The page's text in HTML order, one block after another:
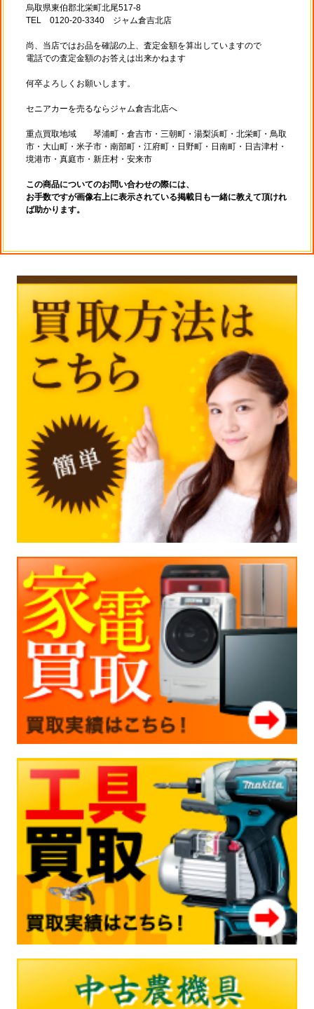
烏取県東伯郡北栄町北尾517-8
TEL 0120-20-3340 ジャム倉吉北店
尚、当店ではお品を確認の上、査定金額を算出していますので
電話での査定金額のお答えは出来かねます
何卒よろしくお願いします。
セニアカーを売るならジャム倉吉北店へ
重点買取地域 琴浦町・倉吉市・三朝町・湯梨浜町・北栄町・鳥取
市・大山町・米子市・南部町・江府町・日野町・日南町・日吉津村・
境港市・真庭市・新庄村・安来市
この商品についてのお問い合わせの際には、
お手数ですが画像右上に表示されている掲載日も一緒に教えて頂けれ
ば助かります。